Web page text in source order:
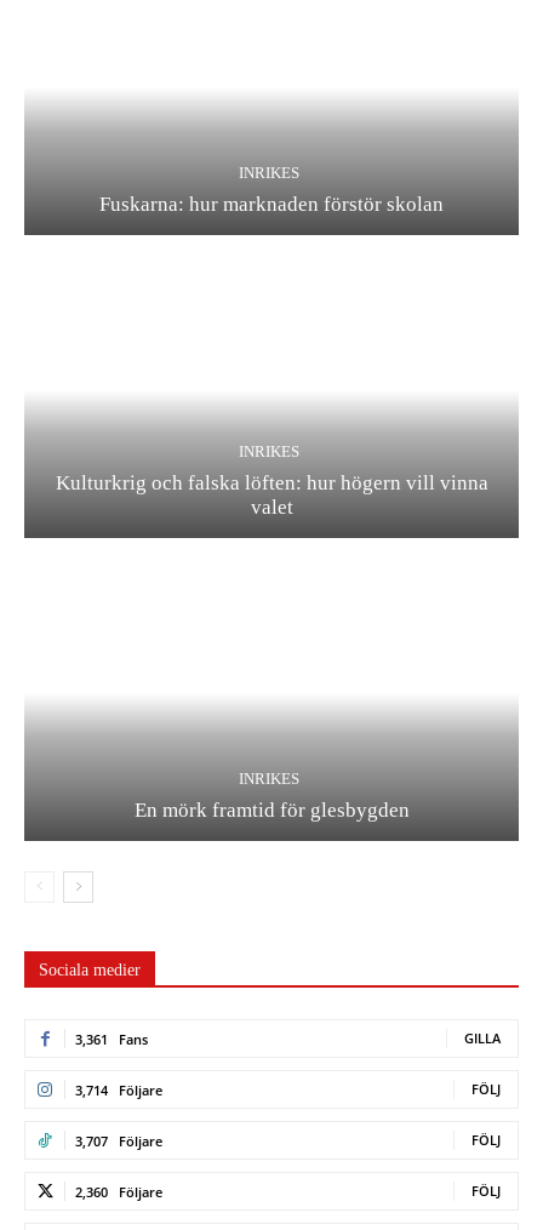
INRIKES
Fuskarna: hur marknaden förstör skolan
INRIKES
Kulturkrig och falska löften: hur högern vill vinna
valet
INRIKES
En mörk framtid för glesbygden
Sociala medier
3,361 Fans GILLA
3,714 Följare FÖLJ
3,707 Följare FÖLJ
2,360 Följare FÖLJ